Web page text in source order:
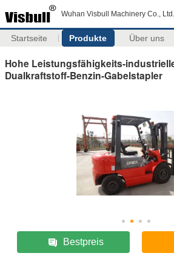
Wuhan Visbull Machinery Co., Ltd.
Startseite Produkte Über uns
Hohe Leistungsfähigkeits-
Dualkraftstoff-Benzin-Gabelstapler
Bestpreis